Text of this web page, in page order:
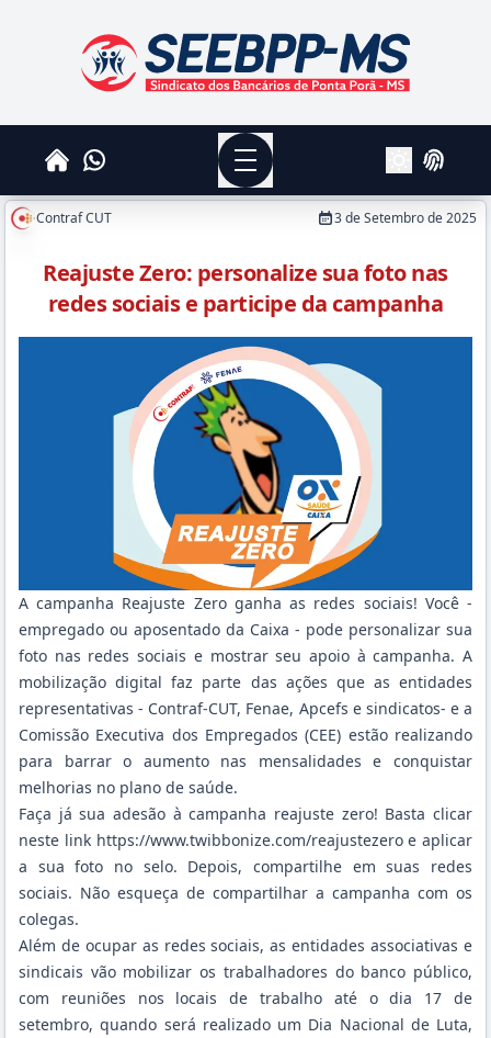
SEEBPPMS - Sindicato dos Bancários de Ponta
HomeWhatsapp
Menu
AlterarLogin
Contraf CUT 3 de Setembro de 2025
Reajuste Zero: personalize sua foto nas
redes sociais e participe da campanha
A campanha Reajuste Zero ganha as redes sociais! Você -
empregado ou aposentado da Caixa - pode personalizar sua
foto nas redes sociais e mostrar seu apoio à campanha. A
mobilização digital faz parte das ações que as entidades
representativas - Contraf-CUT, Fenae, Apcefs e sindicatos- e a
Comissão Executiva dos Empregados (CEE) estão realizando
para barrar o aumento nas mensalidades e conquistar
melhorias no plano de saúde.
Faça já sua adesão à campanha reajuste zero! Basta clicar
neste link https://www.twibbonize.com/reajustezeroe aplicar
a sua foto no selo. Depois, compartilhe em suas redes
sociais. Não esqueça de compartilhar a campanha com os
colegas.
Além de ocupar as redes sociais, as entidades associativas e
sindicais vão mobilizar os trabalhadores do banco público,
com reuniões nos locais de trabalho até o dia 17 de
setembro, quando será realizado um Dia Nacional de Luta,